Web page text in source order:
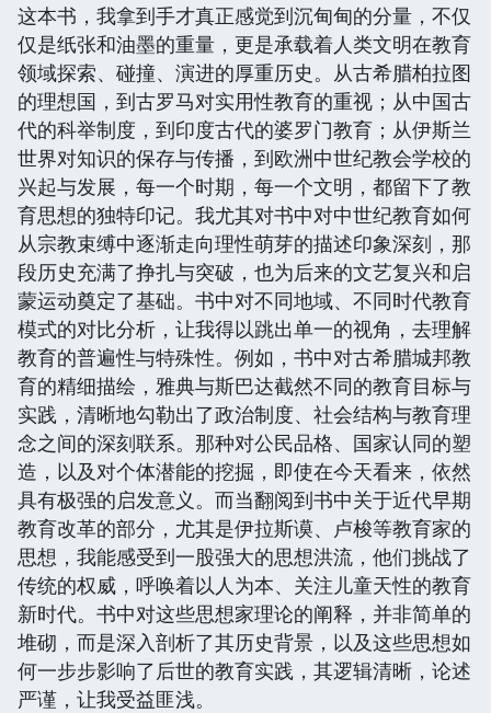
这本书，我拿到手才真正感觉到沉甸甸的分量，不仅
仅是纸张和油墨的重量，更是承载着人类文明在教育
领域探索、碰撞、演进的厚重历史。从古希腊柏拉图
的理想国，到古罗马对实用性教育的重视；从中国古
代的科举制度，到印度古代的婆罗门教育；从伊斯兰
世界对知识的保存与传播，到欧洲中世纪教会学校的
兴起与发展，每一个时期，每一个文明，都留下了教
育思想的独特印记。我尤其对书中对中世纪教育如何
从宗教束缚中逐渐走向理性萌芽的描述印象深刻，那
段历史充满了挣扎与突破，也为后来的文艺复兴和启
蒙运动奠定了基础。书中对不同地域、不同时代教育
模式的对比分析，让我得以跳出单一的视角，去理解
教育的普遍性与特殊性。例如，书中对古希腊城邦教
育的精细描绘，雅典与斯巴达截然不同的教育目标与
实践，清晰地勾勒出了政治制度、社会结构与教育理
念之间的深刻联系。那种对公民品格、国家认同的塑
造，以及对个体潜能的挖掘，即使在今天看来，依然
具有极强的启发意义。而当翻阅到书中关于近代早期
教育改革的部分，尤其是伊拉斯谟、卢梭等教育家的
思想，我能感受到一股强大的思想洪流，他们挑战了
传统的权威，呼唤着以人为本、关注儿童天性的教育
新时代。书中对这些思想家理论的阐释，并非简单的
堆砌，而是深入剖析了其历史背景，以及这些思想如
何一步步影响了后世的教育实践，其逻辑清晰，论述
严谨，让我受益匪浅。